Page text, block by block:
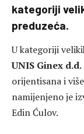
kategoriji
preduzeća.
U kategoriji
UNIS Ginex
orijentisana i
namijenjeno je
Edin Ćulov.